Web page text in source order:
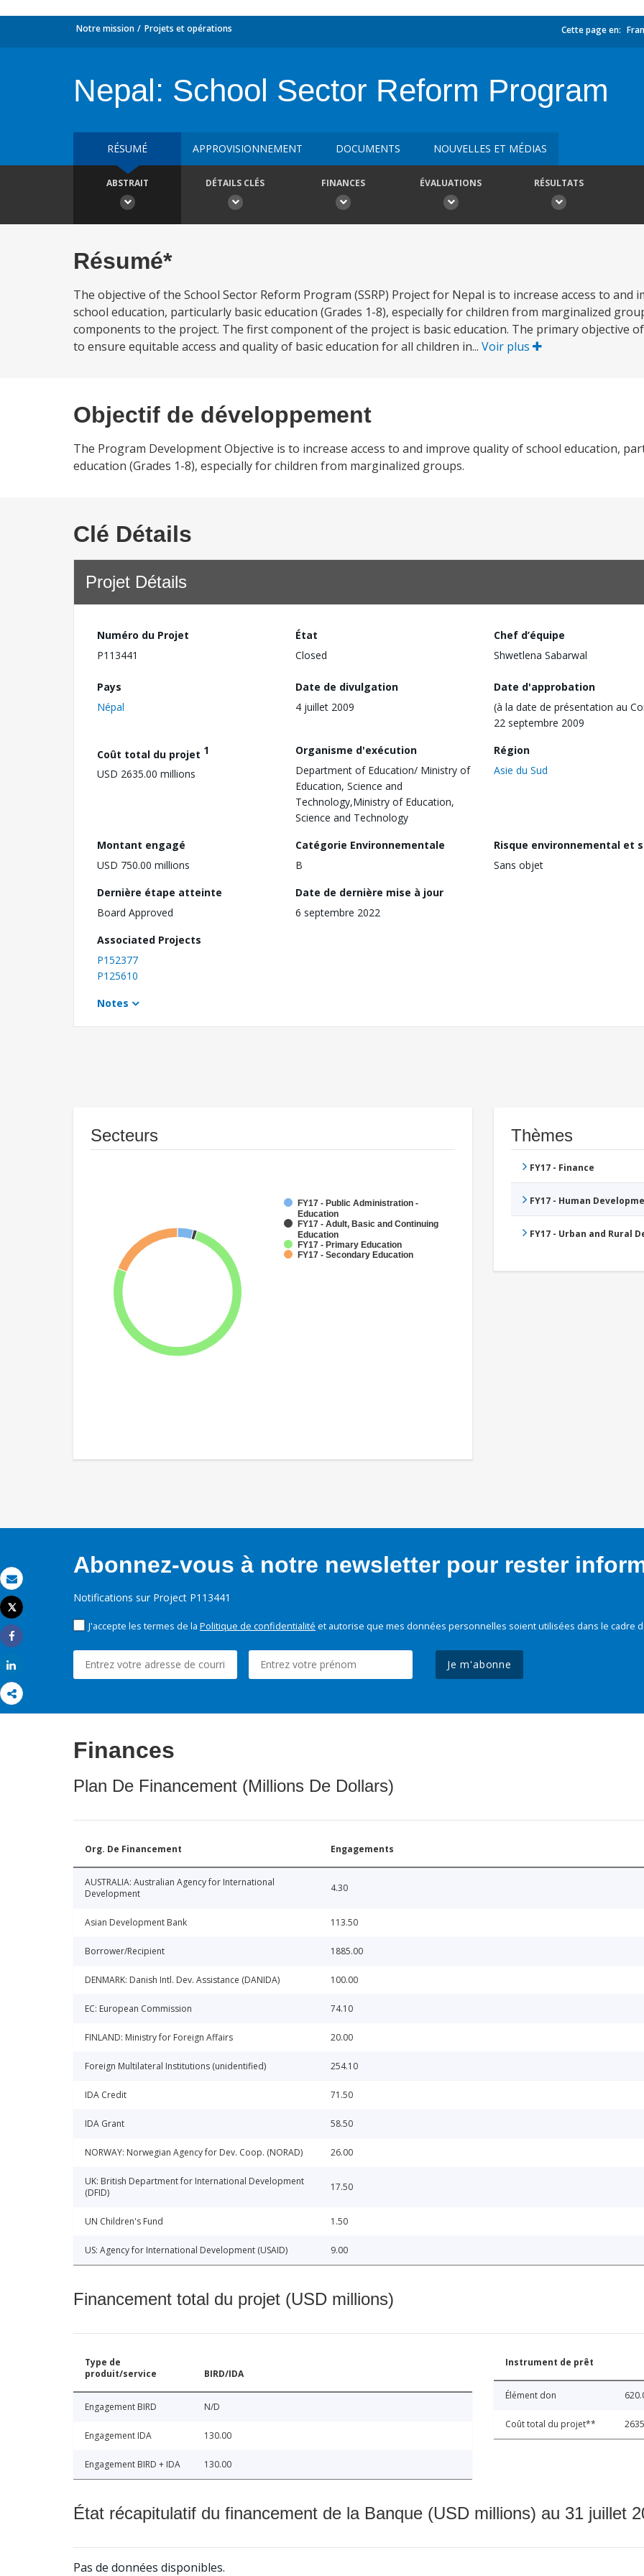
Email
Imprimer
Tweet
Share
Notre mission Projets et opérations Cette page en:
Nepal: School Sector Reform Program
RÉSUMÉ APPROVISIONNEMENT DOCUMENTS NOUVELLES ET MÉDIAS
ABSTRAIT DÉTAILS CLÉS FINANCES ÉVALUATIONS RÉSULTATS
Résumé*
The objective of the School Sector Reform Program (SSRP) Project for Nepal is to increase access to and
school education, particularly basic education (Grades 1-8), especially for children from marginalized
components to the project. The first component of the project is basic education. The primary objective
to ensure equitable access and quality of basic education for all children in... Voir plus
Objectif de développement
The Program Development Objective is to increase access to and improve quality of school education,
education (Grades 1-8), especially for children from marginalized groups.
Clé Détails
Projet Détails
Numéro du Projet
P113441
État
Closed
Chef d’équipe
Shwetlena Sabarwal
Pays
Népal
Date de divulgation
4 juillet 2009
Date d'approbation
(à la date de présentation au
22 septembre 2009
Coût total du projet 1
USD 2635.00 millions
Organisme d'exécution
Department of Education/ Ministry of
Education, Science and
Technology,Ministry of Education,
Science and Technology
Région
Asie du Sud
Montant engagé
USD 750.00 millions
Catégorie Environnementale
B
Risque environnemental et
Sans objet
Dernière étape atteinte
Board Approved
Date de dernière mise à jour
6 septembre 2022
Associated Projects
P152377
P125610
Notes
Secteurs
FY17 - Public Administration -
Education
FY17 - Adult, Basic and Continuing
Education
FY17 - Primary Education
FY17 - Secondary Education
Thèmes
FY17 - Finance
FY17 - Human
FY17 - Urban and Rural
Abonnez-vous à notre newsletter pour rester
Notifications sur Project P113441
J'accepte les termes de la Politique de confidentialité et autorise que mes données personnelles soient utilisées dans le cadre
Je m'abonne
Finances
Plan De Financement (Millions De Dollars)
Org. De Financement Engagements
AUSTRALIA: Australian Agency for International
Development
4.30
Asian Development Bank 113.50
Borrower/Recipient 1885.00
DENMARK: Danish Intl. Dev. Assistance (DANIDA) 100.00
EC: European Commission 74.10
FINLAND: Ministry for Foreign Affairs 20.00
Foreign Multilateral Institutions (unidentified) 254.10
IDA Credit 71.50
IDA Grant 58.50
NORWAY: Norwegian Agency for Dev. Coop. (NORAD) 26.00
UK: British Department for International Development
(DFID)
17.50
UN Children's Fund 1.50
US: Agency for International Development (USAID) 9.00
Financement total du projet (USD millions)
Type de
produit/service
BIRD/IDA
Engagement BIRD N/D
Engagement IDA 130.00
Engagement BIRD + IDA 130.00
Instrument de prêt
Élément don
Coût total du projet**
État récapitulatif du financement de la Banque (USD millions) au 31 juillet
Pas de données disponibles.